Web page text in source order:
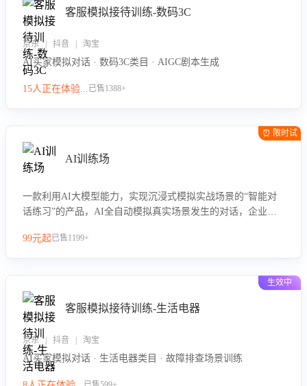
客服模拟接待训练-数码3C
京东 | 抖音 | 淘宝
AI买家模拟对话 · 数码3C类目 · AIGC剧本生成
15人正在体验...已售1388+
⏰ 限时试
AI训练场
一款利用AI大模型能力，实现沉浸式模拟实战场景的“智能对
话练习”的产品，AI全自动模拟真实场景发生的对话，企业可
力。
99元起已售1199+
生效中
客服模拟接待训练-生活电器
京东 | 抖音 | 淘宝
AI买家模拟对话 · 生活电器类目 · 故障排查场景训练